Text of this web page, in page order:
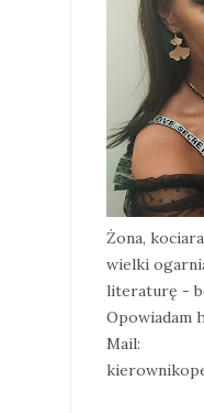
Żona,
wielki
literaturę -
Opowiadam
Mail: